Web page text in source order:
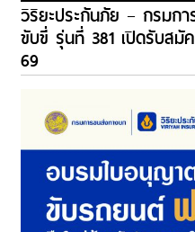
วิริยะประกันภัย – กรมก
ขับขี่ รุ่นที่ 381 เปิดรับส
69